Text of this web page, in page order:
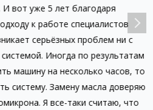
вот уже 5 лет благодаря
к работе специалистов
серьёзных проблем ни с
Иногда по результатам
машину на несколько часов, то
систему. Замену масла доверяю
Я все-таки считаю, что